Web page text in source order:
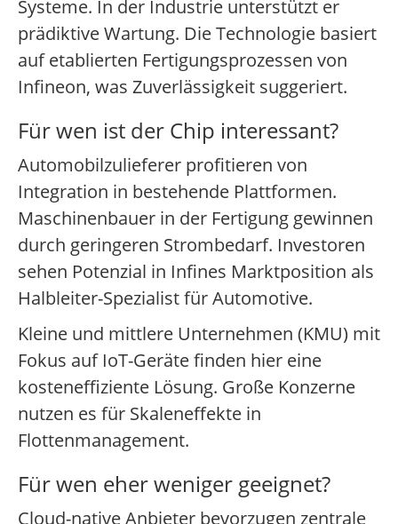
Systeme. In der Industrie unterstützt er
prädiktive Wartung. Die Technologie basiert
auf etablierten Fertigungsprozessen von
Infineon, was Zuverlässigkeit suggeriert.
Für wen ist der Chip interessant?
Automobilzulieferer profitieren von
Integration in bestehende Plattformen.
Maschinenbauer in der Fertigung gewinnen
durch geringeren Strombedarf. Investoren
sehen Potenzial in Infines Marktposition als
Halbleiter-Spezialist für Automotive.
Kleine und mittlere Unternehmen (KMU) mit
Fokus auf IoT-Geräte finden hier eine
kosteneffiziente Lösung. Große Konzerne
nutzen es für Skaleneffekte in
Flottenmanagement.
Für wen eher weniger geeignet?
Cloud-native Anbieter bevorzugen zentrale